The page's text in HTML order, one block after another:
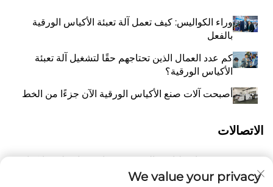
وراء الكواليس: كيف تعمل آلة تعبئة الأكياس الورقية
بالفعل
كم عدد العمال الذين تحتاجهم حقًا لتشغيل آلة تعبئة
الأكياس الورقية؟
أصبحت آلات صنع الأكياس الورقية الآن جزءًا من الخط
الاتصالات
رقم 118 شارع ليانغيو الشرقية، تشانغتشياو، بلدة وانكوان،
بينغيانغ، مدينة ونتشو، مقاطعة تشيجيانغ، الصين 325409
We value your privacy